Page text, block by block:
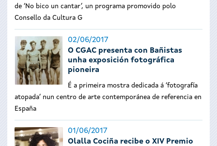
de ‘No bico un cantar’, un programa promovido polo
Consello da Cultura G
02/06/2017
O CGAC presenta con Bañistas
unha exposición fotográfica
pioneira
É a primeira mostra dedicada á ‘fotografía
atopada’ nun centro de arte contemporánea de referencia en
España
01/06/2017
Olalla Cociña recibe o XIV Premio